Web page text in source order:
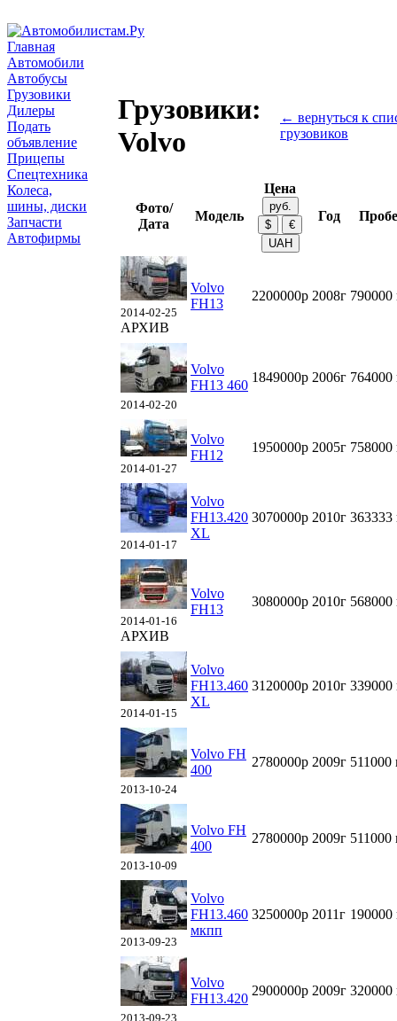
Главная
Автомобили
Автобусы
Грузовики
Дилеры
Подать
объявление
Прицепы
Спецтехника
Колеса,
шины, диски
Запчасти
Автофирмы
Грузовики:
Volvo
← вернуться к
грузовиков
Фото/
Дата
Модель
Цена
Год
2014-02-25
АРХИВ
Volvo
FH13
2200000р 2008г 790000
2014-02-20
Volvo
FH13 460
1849000р 2006г 764000
2014-01-27
Volvo
FH12
1950000р 2005г 758000
2014-01-17
Volvo
FH13.420
XL
3070000р 2010г 363333
2014-01-16
АРХИВ
Volvo
FH13
3080000р 2010г 568000
2014-01-15
Volvo
FH13.460
XL
3120000р 2010г 339000
2013-10-24
Volvo FH
400
2780000р 2009г 511000
2013-10-09
Volvo FH
400
2780000р 2009г 511000
2013-09-23
Volvo
FH13.460
мкпп
3250000р 2011г 190000
2013-09-23
Volvo
FH13.420
2900000р 2009г 320000